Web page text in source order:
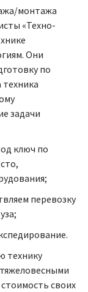
монтажа
«Техно-
Они
по
задачи
ключ по
перевозку
технику
своих